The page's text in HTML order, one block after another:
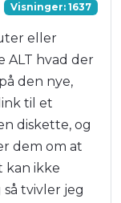
Visninger: 1637
eller
ALT hvad der
den nye,
til et
diskette, og
dem om at
kan ikke
tvivler jeg